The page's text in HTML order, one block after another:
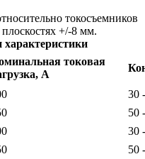
токосъемников
+/-8 мм.
токовая
А
30
50
30
50